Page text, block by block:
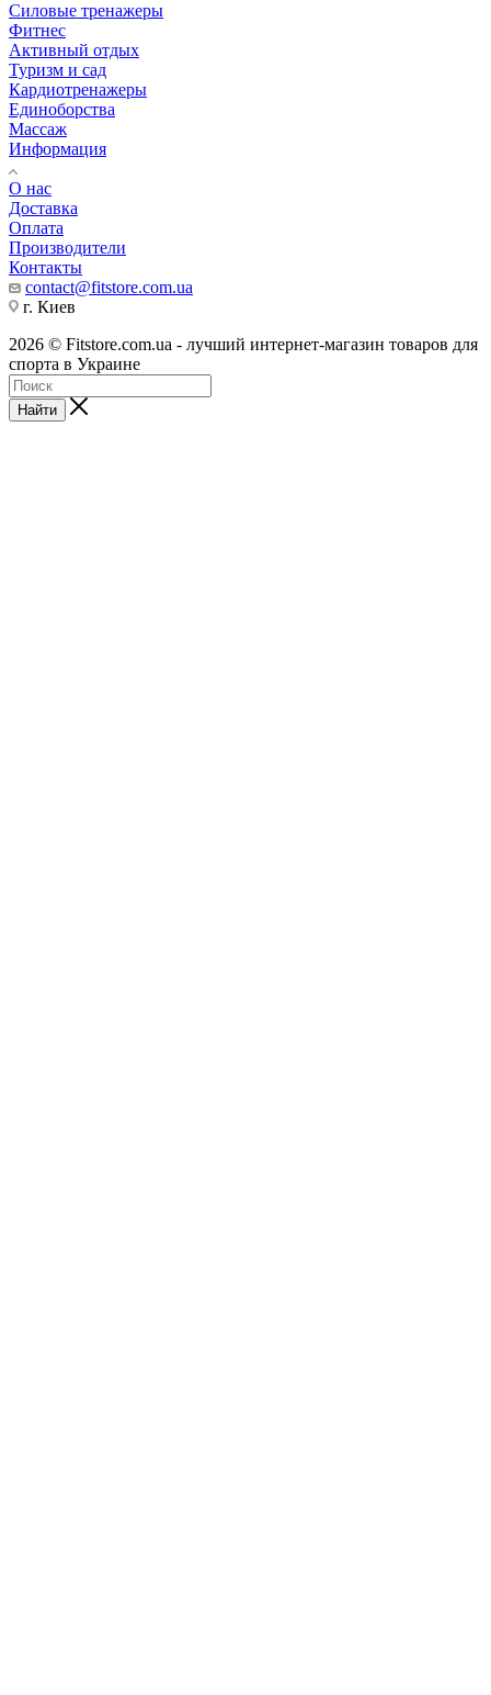
Силовые тренажеры
Фитнес
Активный отдых
Туризм и сад
Кардиотренажеры
Единоборства
Массаж
Информация
О нас
Доставка
Оплата
Производители
Контакты
contact@fitstore.com.ua
г. Киев
2026 © Fitstore.com.ua - лучший интернет-магазин товаров для
спорта в Украине
Найти